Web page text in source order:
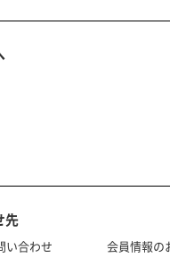
先
い合わせ
会員情報の